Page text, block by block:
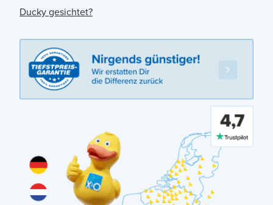
Ducky gesichtet?